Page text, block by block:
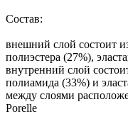
Состав:
внешний слой состоит
полиэстера (27%),
внутренний слой
полиамида (33%) и
между слоями
Porelle